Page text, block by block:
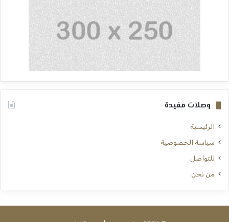
وصلات مفيدة
الرئيسية
سياسة الخصوصية
للتواصل
من نحن